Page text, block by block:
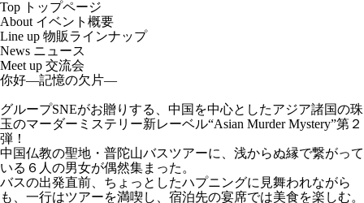
Top トップページ
About イベント概要
Line up 物販ラインナップ
News ニュース
Meet up 交流会
你好―記憶の欠片―
グループSNEがお贈りする、中国を中心としたアジア諸国の珠
玉のマーダーミステリー新レーベル“Asian Murder Mystery”第２
弾！
中国仏教の聖地・普陀山バスツアーに、浅からぬ縁で繋がって
いる６人の男女が偶然集まった。
バスの出発直前、ちょっとしたハプニングに見舞われながら
も、一行はツアーを満喫し、宿泊先の宴席では美食を楽しむ。